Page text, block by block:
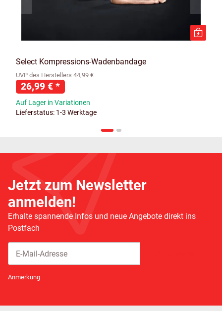
Select Kompressions-Wadenbandage
UVP des Herstellers 44,99 €
26,99 € *
Auf Lager in Variationen
Lieferstatus: 1-3 Werktage
Jetzt zum Newsletter
anmelden!
Erhalte spannende Infos und neue Angebote direkt ins
Postfach
Anmerkung